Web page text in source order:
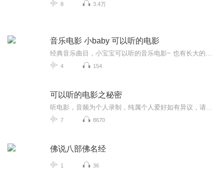
8 3.4万
音乐电影 小baby 可以听的电影
4 154
可以听的电影之秘密
7 8670
佛说八部佛名经
1 36